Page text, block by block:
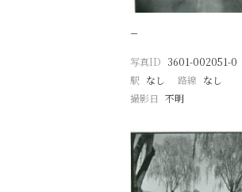
−
写真ID 3601-002051-0
駅 なし 路線 なし
撮影日 不明